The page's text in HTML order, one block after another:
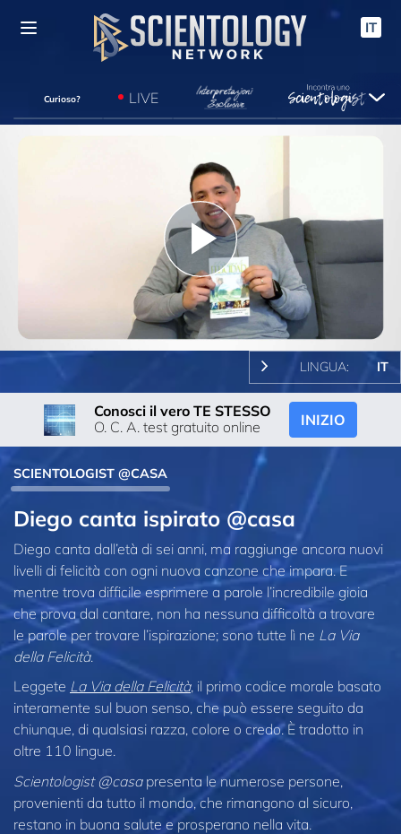
IT
Curioso? LIVE
Play
Video
LINGUA: IT
Conosci il vero TE STESSO
O. C. A. test gratuito online
INIZIO
SCIENTOLOGIST @CASA
Diego canta ispirato @casa
Diego canta dall’età di sei anni, ma raggiunge ancora nuovi
livelli di felicità con ogni nuova canzone che impara. E
mentre trova difficile esprimere a parole l’incredibile gioia
che prova dal cantare, non ha nessuna difficoltà a trovare
le parole per trovare l’ispirazione; sono tutte lì ne La Via
della Felicità.
Leggete La Via della Felicità, il primo codice morale basato
interamente sul buon senso, che può essere seguito da
chiunque, di qualsiasi razza, colore o credo. È tradotto in
oltre 110 lingue.
Scientologist @casapresenta le numerose persone,
provenienti da tutto il mondo, che rimangono al sicuro,
restano in buona salute e prosperano nella vita.